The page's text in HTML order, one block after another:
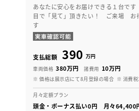
あなたに安心をお届けできる１台で
目で「見て」頂きたい！ ご来場 お
す
支払総額 390 万円
車両価格 380万円 諸費用 10万円
※ 価格は展示店にて8月登録の場合 ※ 消費
月々定額プラン
頭金・ボーナス払い0円 月々64,400